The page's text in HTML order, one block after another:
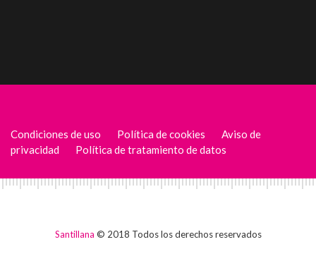
Condiciones de uso Política de cookies
Aviso de
privacidad
Política de tratamiento de datos
Santillana © 2018 Todos los derechos reservados